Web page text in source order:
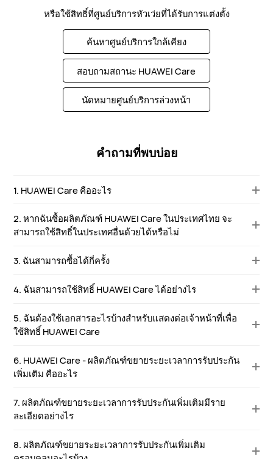
หรือใช้สิทธิ์ที่ศูนย์บริการหัวเว่ยที่ได้รับการแต่งตั้ง
ค้นหาศูนย์บริการใกล้เคียง
สอบถามสถานะ HUAWEI Care
นัดหมายศูนย์บริการล่วงหน้า
คำถามที่พบบ่อย
1. HUAWEI Care คืออะไร
2. หากฉันซื้อผลิตภัณฑ์ HUAWEI Care ในประเทศไทย จะ
สามารถใช้สิทธิ์ในประเทศอื่นด้วยได้หรือไม่
3. ฉันสามารถซื้อได้กี่ครั้ง
4. ฉันสามารถใช้สิทธิ์ HUAWEI Care ได้อย่างไร
5. ฉันต้องใช้เอกสารอะไรบ้างสำหรับแสดงต่อเจ้าหน้าที่เพื่อ
ใช้สิทธิ์ HUAWEI Care
6. HUAWEI Care - ผลิตภัณฑ์ขยายระยะเวลาการรับประกัน
เพิ่มเติม คืออะไร
7. ผลิตภัณฑ์ขยายระยะเวลาการรับประกันเพิ่มเติมมีราย
ละเอียดอย่างไร
8. ผลิตภัณฑ์ขยายระยะเวลาการรับประกันเพิ่มเติม